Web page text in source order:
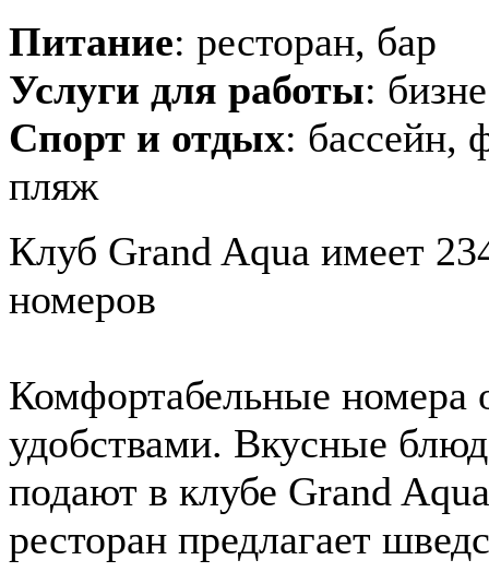
Питание: ресторан, бар
Услуги для работы:
Спорт и отдых: бассейн,
пляж
Клуб Grand Aqua имеет
номеров
Комфортабельные
удобствами. Вкусные
подают в клубе Grand
ресторан предлагает